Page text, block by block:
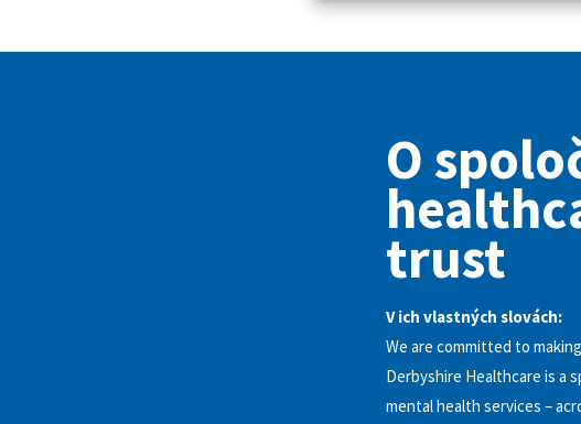
O
trust
V ich vlastných slovách:
We are committed to
Derbyshire Healthcare is a
mental health services –